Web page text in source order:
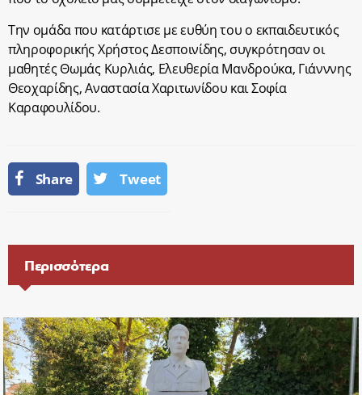
Την ομάδα που κατάρτισε με ευθύη του ο εκπαιδευτικός
πληροφορικής Χρήστος Δεσποινίδης, συγκρότησαν οι
μαθητές Θωμάς Κυρλιάς, Ελευθερία Μανδρούκα, Γιάνννης
Θεοχαρίδης, Αναστασία Χαριτωνίδου και Σοφία
Καραφουλίδου.
Share Tweet
Περισσότερα